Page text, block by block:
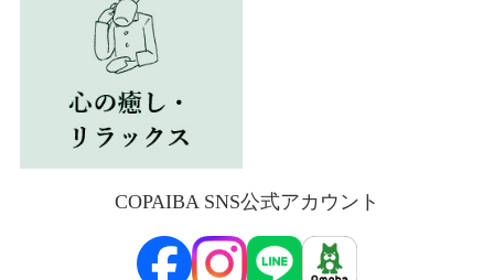
COPAIBA SNS公式アカウント